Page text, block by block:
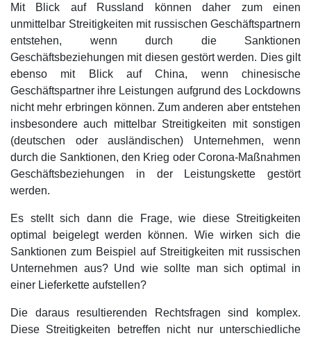
Mit Blick auf Russland können daher zum einen
unmittelbar Streitigkeiten mit russischen Geschäftspartnern
entstehen, wenn durch die Sanktionen
Geschäftsbeziehungen mit diesen gestört werden. Dies gilt
ebenso mit Blick auf China, wenn chinesische
Geschäftspartner ihre Leistungen aufgrund des Lockdowns
nicht mehr erbringen können. Zum anderen aber entstehen
insbesondere auch mittelbar Streitigkeiten mit sonstigen
(deutschen oder ausländischen) Unternehmen, wenn
durch die Sanktionen, den Krieg oder Corona-Maßnahmen
Geschäftsbeziehungen in der Leistungskette gestört
werden.
Es stellt sich dann die Frage, wie diese Streitigkeiten
optimal beigelegt werden können. Wie wirken sich die
Sanktionen zum Beispiel auf Streitigkeiten mit russischen
Unternehmen aus? Und wie sollte man sich optimal in
einer Lieferkette aufstellen?
Die daraus resultierenden Rechtsfragen sind komplex.
Diese Streitigkeiten betreffen nicht nur unterschiedliche